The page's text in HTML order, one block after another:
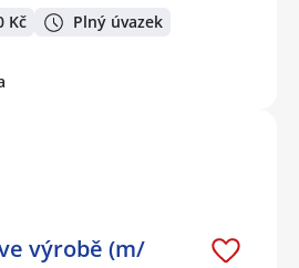
Kč Plný úvazek
výrobě (m/